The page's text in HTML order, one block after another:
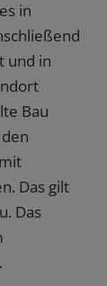
in
und in
Bau
Das gilt
Das